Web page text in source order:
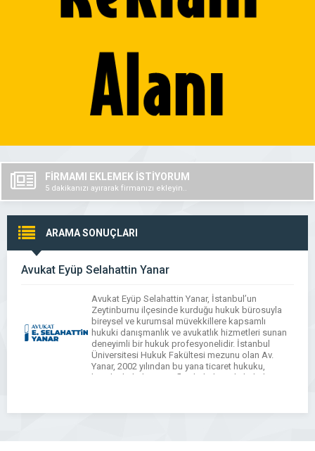
FİRMAMI EKLEMEK İSTİYORUM
5 dakikanızı ayırarak firmanızı ekleyin..
ARAMA SONUÇLARI
Avukat Eyüp Selahattin Yanar
Avukat Eyüp Selahattin Yanar, İstanbul’un
Zeytinburnu ilçesinde kurduğu hukuk bürosuyla
bireysel ve kurumsal müvekkillere kapsamlı
hukuki danışmanlık ve avukatlık hizmetleri sunan
deneyimli bir hukuk profesyonelidir. İstanbul
Üniversitesi Hukuk Fakültesi mezunu olan Av.
Yanar, 2002 yılından bu yana ticaret hukuku,
borçlar hukuku, icra-iflas hukuku, aile hukuku,